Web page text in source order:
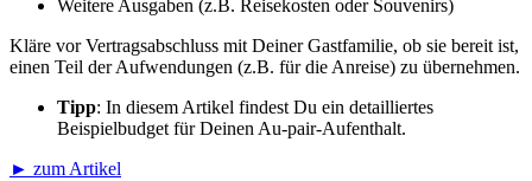
Weitere Ausgaben (z.B. Reisekosten oder Souvenirs)
Kläre vor Vertragsabschluss mit Deiner Gastfamilie, ob sie bereit ist,
einen Teil der Aufwendungen (z.B. für die Anreise) zu übernehmen.
Tipp: In diesem Artikel findest Du ein detailliertes
Beispielbudget für Deinen Au-pair-Aufenthalt.
► zum Artikel